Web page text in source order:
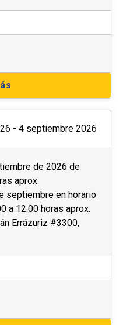
- 4 septiembre 2026
de 2026 de
aprox.
septiembre en horario
a 12:00 horas aprox.
Errázuriz #3300,